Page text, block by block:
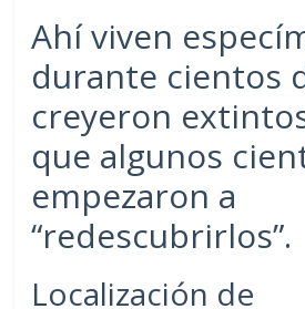
Ahí viven
durante cientos
creyeron
que algunos
empezaron a
“redescubrirlos”.
Localización de